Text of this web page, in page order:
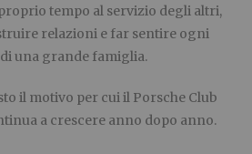
tempo al servizio degli altri,
relazioni e far sentire ogni
una grande famiglia.
il motivo per cui il Porsche Club
a crescere anno dopo anno.